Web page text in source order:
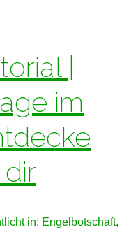
|
im
in: Engelbotschaft,